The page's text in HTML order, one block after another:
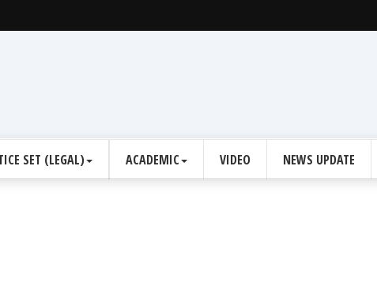
SET (LEGAL) ACADEMIC VIDEO NEWS UPDATE